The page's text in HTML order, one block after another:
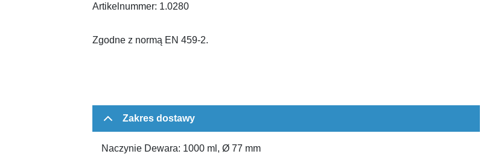
Artikelnummer: 1.0280
Zgodne z normą EN 459-2.
Zakres dostawy
Naczynie Dewara: 1000 ml, Ø 77 mm